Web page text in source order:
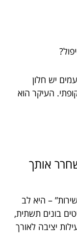
יש חלון
העיקר הוא
אותך
– היא לב
בונים תשתית,
יציבה לאורך